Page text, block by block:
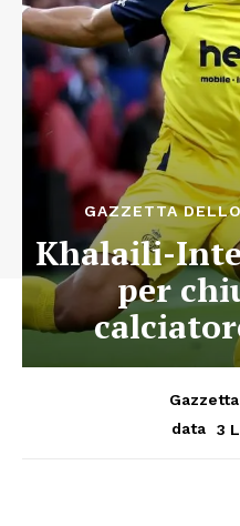
GAZZETTA
Khalaili-
per
data
3